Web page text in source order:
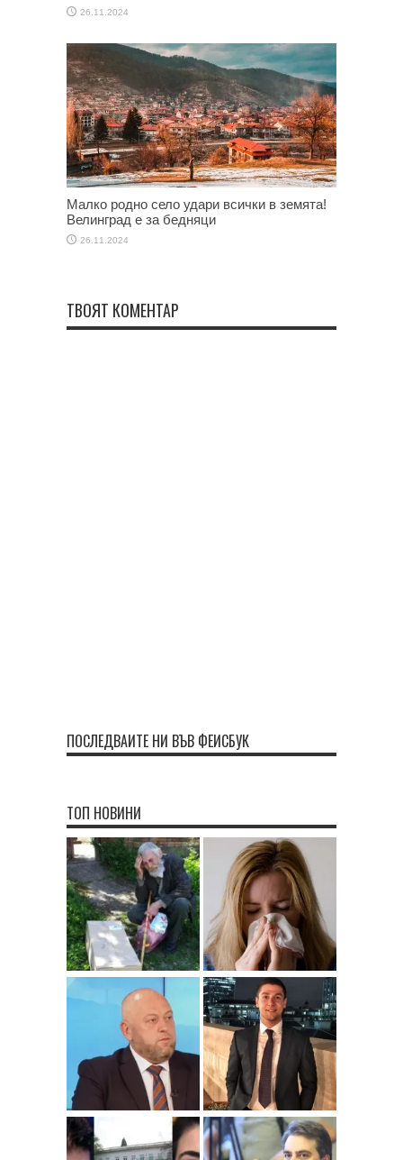
26.11.2024
Малко родно село удари всички в земята!
Велинград е за бедняци
26.11.2024
ТВОЯТ КОМЕНТАР
ПОСЛЕДВАЙТЕ НИ ВЪВ ФЕЙСБУК
ТОП НОВИНИ